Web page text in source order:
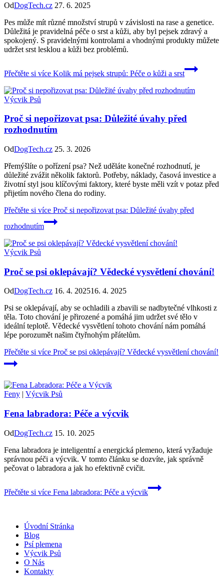
OdDogTech.cz 27. 6. 2025
Pes může mít různé množství strupů v závislosti na rase a genetice.
Důležitá je pravidelná péče o srst a kůži, aby byl pejsek zdravý a
spokojený. S pravidelnými kontrolami a vhodnými produkty můžete
udržet srst lesklou a kůži bez problémů.
Přečtěte si více Kolik má pejsek strupů: Péče o kůži a srst
Výcvik Psů
Proč si nepořizovat psa: Důležité úvahy před
rozhodnutím
OdDogTech.cz 25. 3. 2026
Přemýšlíte o pořízení psa? Než uděláte konečné rozhodnutí, je
důležité zvážit několik faktorů. Potřeby, náklady, časová investice a
životní styl jsou klíčovými faktory, které byste měli vzít v potaz před
přijetím nového člena do rodiny.
Přečtěte si více Proč si nepořizovat psa: Důležité úvahy před
rozhodnutím
Výcvik Psů
Proč se psi oklepávají? Vědecké vysvětlení chování!
OdDogTech.cz 16. 4. 202516. 4. 2025
Psi se oklepávají, aby se ochladili a zbavili se nadbytečné vlhkosti z
těla. Toto chování je přirozené a pomáhá jim udržet své tělo v
ideální teplotě. Vědecké vysvětlení tohoto chování nám pomáhá
lépe porozumět našim čtyřnohým přátelům.
Přečtěte si více Proč se psi oklepávají? Vědecké vysvětlení chování!
Feny | Výcvik Psů
Fena labradora: Péče a výcvik
OdDogTech.cz 15. 10. 2025
Fena labradora je inteligentní a energická plemeno, která vyžaduje
správnou péči a výcvik. V tomto článku se dozvíte, jak správně
pečovat o labradora a jak ho efektivně cvičit.
Přečtěte si více Fena labradora: Péče a výcvik
Úvodní Stránka
Blog
Psí plemena
Výcvik Psů
O Nás
Kontakty